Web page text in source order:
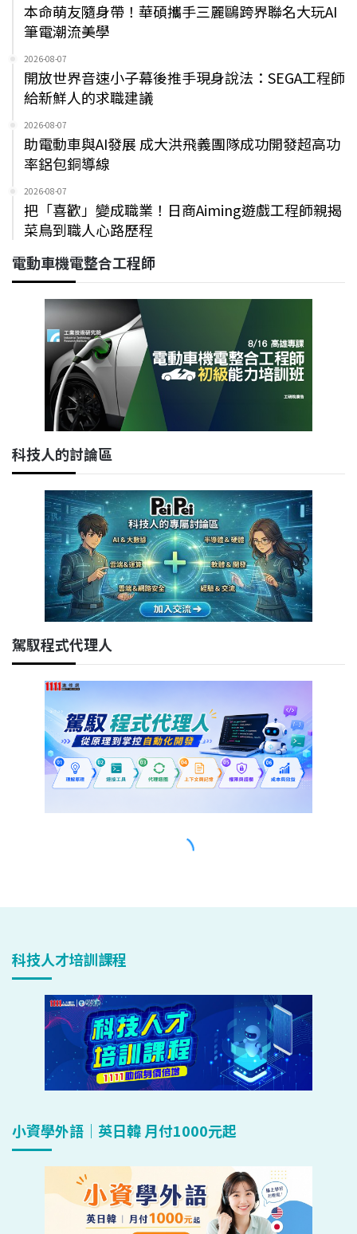
科技人才培訓課程
小資學外語｜英日韓 月付1000元起